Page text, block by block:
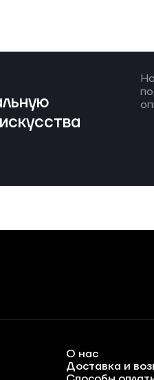
О нас
Доставка и